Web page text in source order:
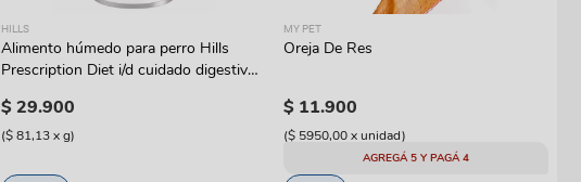
HILLS
Alimento húmedo para perro Hills
Prescription Diet i/d cuidado digestivo
$29.900
($ 81,13xg)
MY PET
Oreja De Res
$ 11.900
($ 5950,00xunidad)
AGREGÁ 5 Y PAGÁ 4